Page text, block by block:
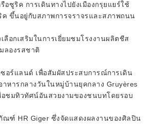
ซูริค การเดินทางไปยังเมืองกรุยแยร์ใช้
ขึ้นอยู่กับสภาพการจราจรและสภาพถนน
อกเสริมในการเยี่ยมชมโรงงานผลิตชีส
ลองรสชาติ
อร์แลนด์ เพื่อสัมผัสประสบการณ์การเดิน
หารกลางวันในหมู่บ้านยุคกลาง Gruyères
อชมทิวทัศน์อันสวยงามของชนบทโดยรอบ
ณฑ์ HR Giger ซึ่งจัดแสดงผลงานของศิลปิน